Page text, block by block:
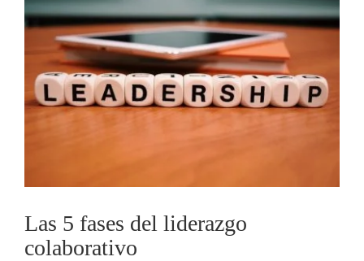
imagen
más
grande
Las 5 fases del liderazgo
colaborativo